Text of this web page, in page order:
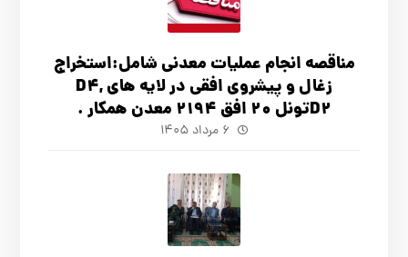
مناقصه انجام عملیات معدنی شامل:استخراج
زغال و پیشروی افقی در لایه های D4,
D2تونل 20 افق 2194 معدن همکار .
۶ مرداد ۱۴۰۵